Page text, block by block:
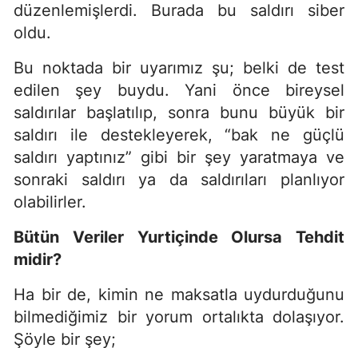
düzenlemişlerdi. Burada bu saldırı siber
oldu.
Bu noktada bir uyarımız şu; belki de test
edilen şey buydu. Yani önce bireysel
saldırılar başlatılıp, sonra bunu büyük bir
saldırı ile destekleyerek, “bak ne güçlü
saldırı yaptınız” gibi bir şey yaratmaya ve
sonraki saldırı ya da saldırıları planlıyor
olabilirler.
Bütün Veriler Yurtiçinde Olursa Tehdit
midir?
Ha bir de, kimin ne maksatla uydurduğunu
bilmediğimiz bir yorum ortalıkta dolaşıyor.
Şöyle bir şey;